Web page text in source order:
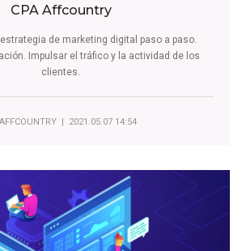
CPA Affcountry
de marketing digital paso a paso.
Impulsar el tráfico y la actividad de los
clientes.
AFFCOUNTRY| 2021.05.07 14:54